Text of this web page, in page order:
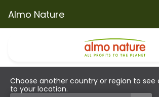
Almo Nature
Choose another country or region to
to your location.